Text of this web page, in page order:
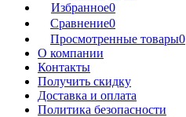
Избранное0
Сравнение0
Просмотренные товары0
О компании
Контакты
Получить скидку
Доставка и оплата
Политика безопасности